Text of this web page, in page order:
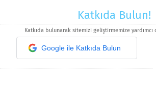
Katkıda Bulun!
Katkıda bulunarak sitemizi geliştirmemize
Google ile Katkıda Bulun